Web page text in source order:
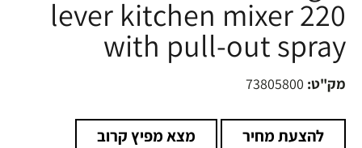
lever kitchen mixer 220
with pull-out spray
מק"ט: 73805800
להצעת מחיר מצא מפיץ קרוב